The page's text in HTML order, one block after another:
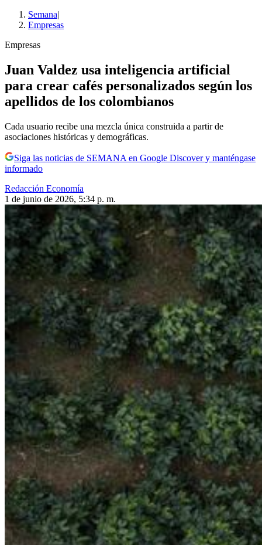
Semana|
Empresas
Empresas
Juan Valdez usa inteligencia artificial
para crear cafés personalizados según los
apellidos de los colombianos
Cada usuario recibe una mezcla única construida a partir de
asociaciones históricas y demográficas.
Siga las noticias de SEMANA en Google Discover y manténgase
informado
Redacción Economía
1 de junio de 2026, 5:34 p. m.